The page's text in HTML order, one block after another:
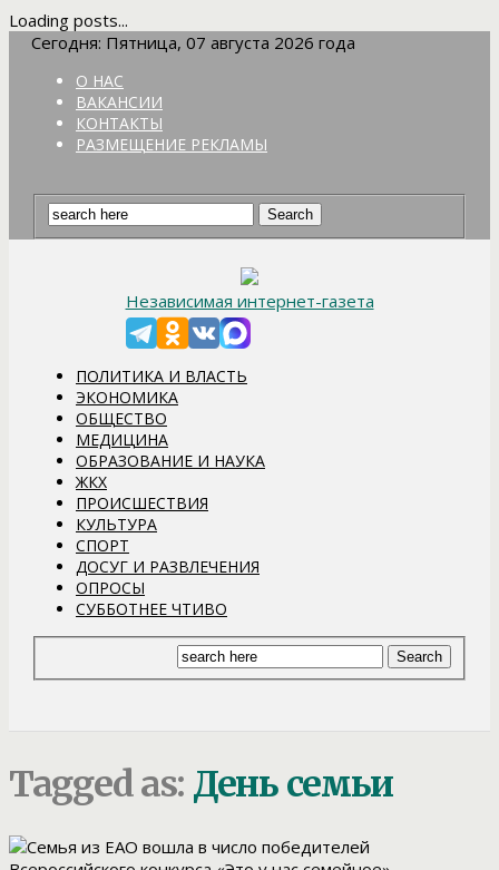
Loading posts...
Сегодня: Пятница, 07 августа 2026 года
О НАС
ВАКАНСИИ
КОНТАКТЫ
РАЗМЕЩЕНИЕ РЕКЛАМЫ
Независимая интернет-газета
ПОЛИТИКА И ВЛАСТЬ
ЭКОНОМИКА
ОБЩЕСТВО
МЕДИЦИНА
ОБРАЗОВАНИЕ И НАУКА
ЖКХ
ПРОИСШЕСТВИЯ
КУЛЬТУРА
СПОРТ
ДОСУГ И РАЗВЛЕЧЕНИЯ
ОПРОСЫ
СУББОТНЕЕ ЧТИВО
Tagged as: День семьи